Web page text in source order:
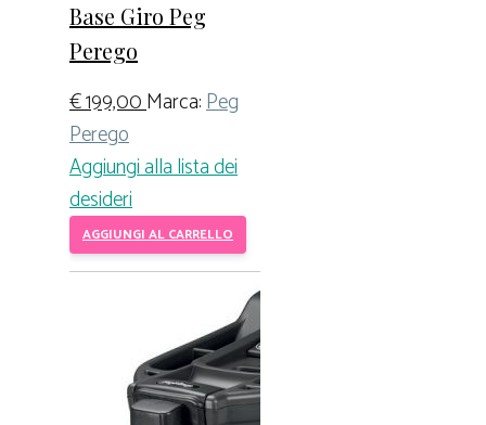
Base Giro Peg
Perego
€199,00Marca:Peg
Perego
Aggiungi alla lista dei
desideri
AGGIUNGI AL CARRELLO